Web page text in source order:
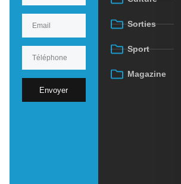
Envoyer
Sorties
Sport
Magazine